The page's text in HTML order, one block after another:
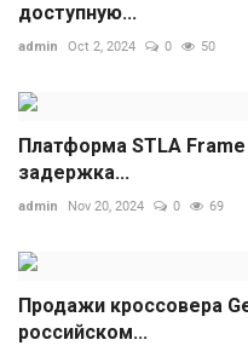
доступную...
admin Oct 2, 2024 0 50
Платформа STLA
задержка...
admin Nov 20, 2024 0 69
Продажи кроссовера
российском...